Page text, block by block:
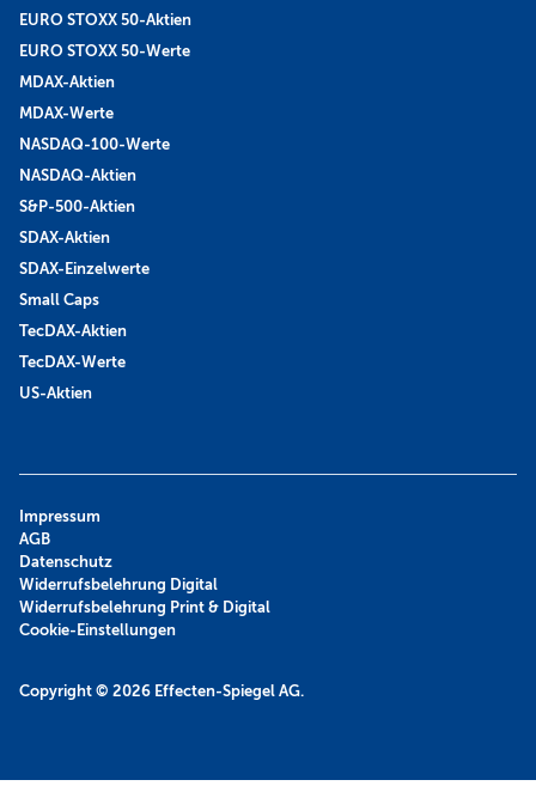
EURO STOXX 50-Aktien
EURO STOXX 50-Werte
MDAX-Aktien
MDAX-Werte
NASDAQ-100-Werte
NASDAQ-Aktien
S&P-500-Aktien
SDAX-Aktien
SDAX-Einzelwerte
Small Caps
TecDAX-Aktien
TecDAX-Werte
US-Aktien
Copyright © 2026 Effecten-Spiegel AG.
Impressum
AGB
Datenschutz
Widerrufsbelehrung Digital
Widerrufsbelehrung Print & Digital
Cookie-Einstellungen